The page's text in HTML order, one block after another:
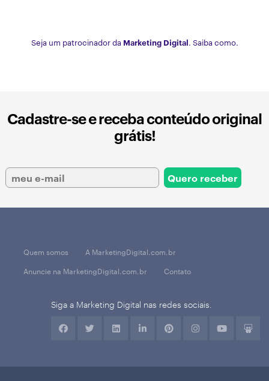
Seja um patrocinador da Marketing Digital. Saiba como.
Cadastre-se e receba conteúdo original
grátis!
Quem somos
A MarketingDigital.com.br
Anuncie na MarketingDigital.com.br
Contato
Siga a Marketing Digital nas redes sociais.